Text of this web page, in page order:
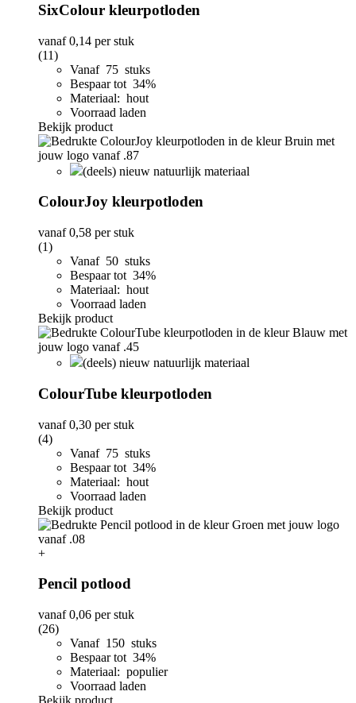
SixColour kleurpotloden
vanaf0,14 per stuk
(11)
Vanaf 75 stuks
Bespaar tot 34%
Materiaal: hout
Voorraad laden
Bekijk product
(deels) nieuw natuurlijk materiaal
ColourJoy kleurpotloden
vanaf0,58 per stuk
(1)
Vanaf 50 stuks
Bespaar tot 34%
Materiaal: hout
Voorraad laden
Bekijk product
(deels) nieuw natuurlijk materiaal
ColourTube kleurpotloden
vanaf0,30 per stuk
(4)
Vanaf 75 stuks
Bespaar tot 34%
Materiaal: hout
Voorraad laden
Bekijk product
+
Pencil potlood
vanaf0,06 per stuk
(26)
Vanaf 150 stuks
Bespaar tot 34%
Materiaal: populier
Voorraad laden
Bekijk product